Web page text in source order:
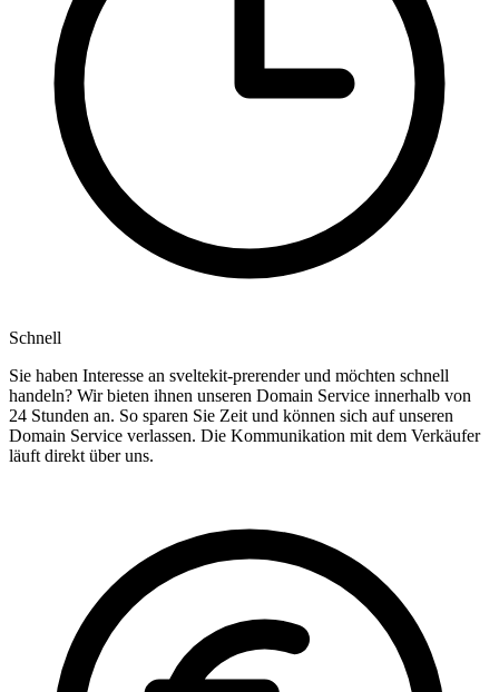
Schnell
Sie haben Interesse an sveltekit-prerender und möchten schnell
handeln? Wir bieten ihnen unseren Domain Service innerhalb von
24 Stunden an. So sparen Sie Zeit und können sich auf unseren
Domain Service verlassen. Die Kommunikation mit dem Verkäufer
läuft direkt über uns.